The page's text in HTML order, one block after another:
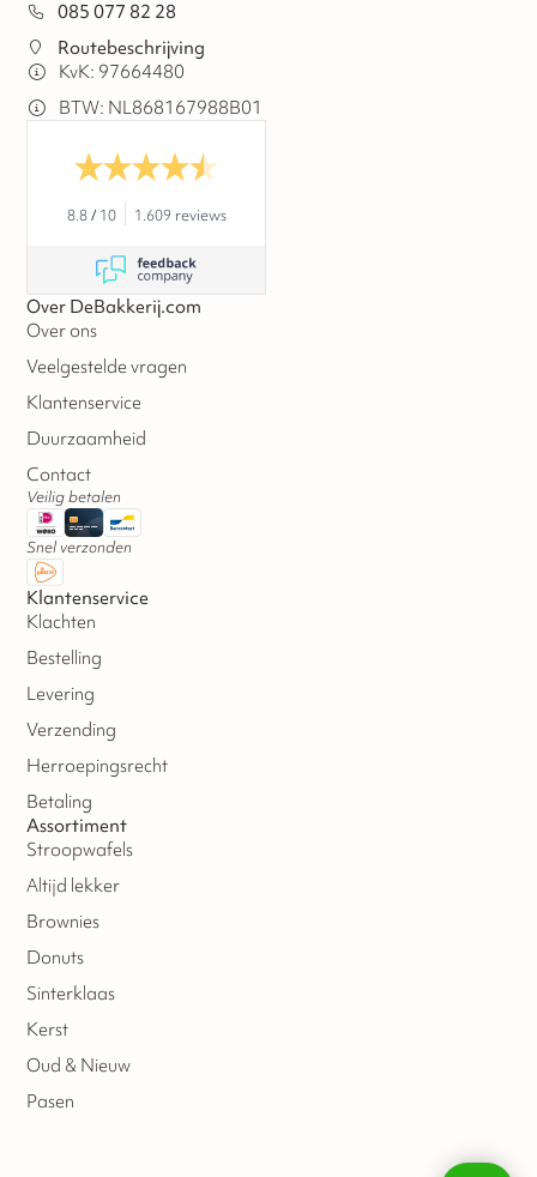
085 077 82 28
Routebeschrijving
KvK: 97664480
BTW: NL868167988B01
8.8/ 10 1.609 reviews
Over DeBakkerij.com
Over ons
Veelgestelde vragen
Klantenservice
Duurzaamheid
Contact
Veilig betalen
Snel verzonden
Klantenservice
Klachten
Bestelling
Levering
Verzending
Herroepingsrecht
Betaling
Assortiment
Stroopwafels
Altijd lekker
Brownies
Donuts
Sinterklaas
Kerst
Oud & Nieuw
Pasen